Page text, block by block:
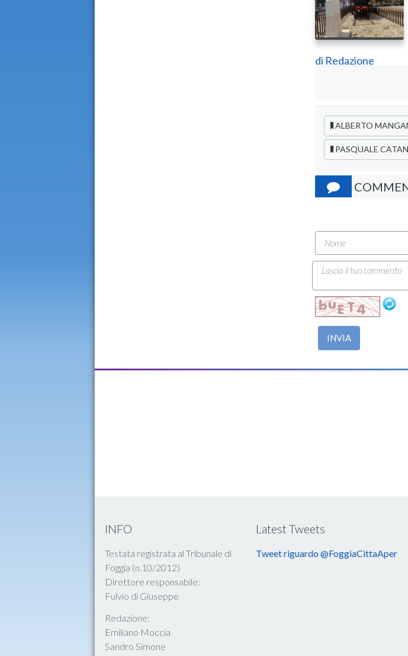
di Redazione
ALBERTO
PASQUALE
INVIA
INFO
Testata registrata al Tribunale di
Foggia (n.10/2012)
Direttore responsabile:
Fulvio di Giuseppe
Redazione:
Emiliano Moccia
Sandro Simone
Latest Tweets
Tweet riguardo @FoggiaCittaAper